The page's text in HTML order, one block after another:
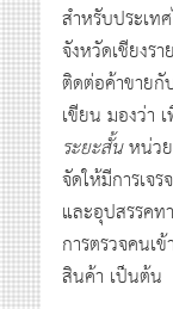
สำหรับประเท
จังหวัดเชียงร
ติดต่อค้าขาย
เขียน มองว่า
ระยะสั้นหน่วย
จัดให้มีการเจ
และอุปสรรคท
การตรวจคนเ
สินค้า เป็นต้น